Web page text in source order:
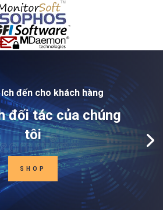
đến cho khách hàng
đối tác của chúng
tôi
SHOP